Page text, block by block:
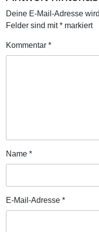
Deine E-Mail-Adresse
Felder sind mit* markiert
Kommentar *
Name *
E-Mail-Adresse *